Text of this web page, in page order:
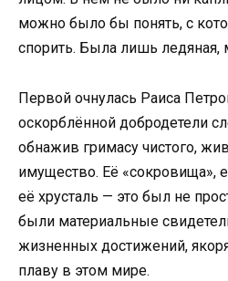
можно было бы понять, с
спорить. Была лишь ледяная,
Первой очнулась Раиса
оскорблённой добродетели
обнажив гримасу чистого,
имущество. Её «сокровища»,
её хрусталь — это был не
были материальные
жизненных достижений,
плаву в этом мире.